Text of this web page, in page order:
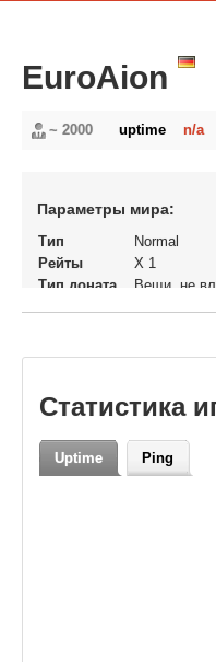
EuroAion
~ 2000 n/a
uptime
Параметры мира:
Тип
Normal
Рейты
X 1
Тип доната
Вещи, не
Статистика
Uptime Ping